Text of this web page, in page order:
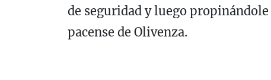
de seguridad y luego
pacense de Olivenza.